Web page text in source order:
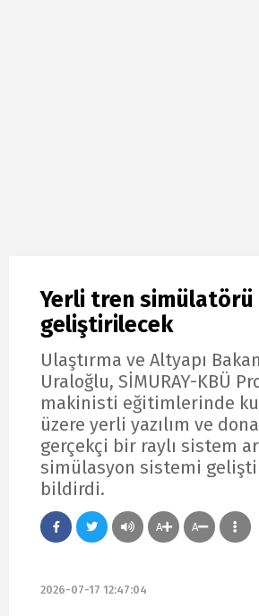
Yerli tren simülatörü
geliştirilecek
Ulaştırma ve Altyapı
Uraloğlu, SİMURAY-KBÜ
makinisti eğitimlerinde
üzere yerli yazılım ve
gerçekçi bir raylı sistem
simülasyon sistemi
bildirdi.
A A
2026-07-17 12:47:04